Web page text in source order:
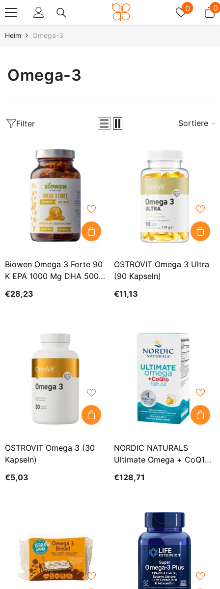
0 00
Heim Omega-3
Omega-3
Filter Sortieren
Biowen Omega 3 Forte 90
K EPA 1000 Mg DHA 500
€28,23
OSTROVIT Omega 3 Ultra
(90 Kapseln)
€11,13
OSTROVIT Omega 3 (30
Kapseln)
€5,03
NORDIC NATURALS
Ultimate Omega + CoQ10
€128,71